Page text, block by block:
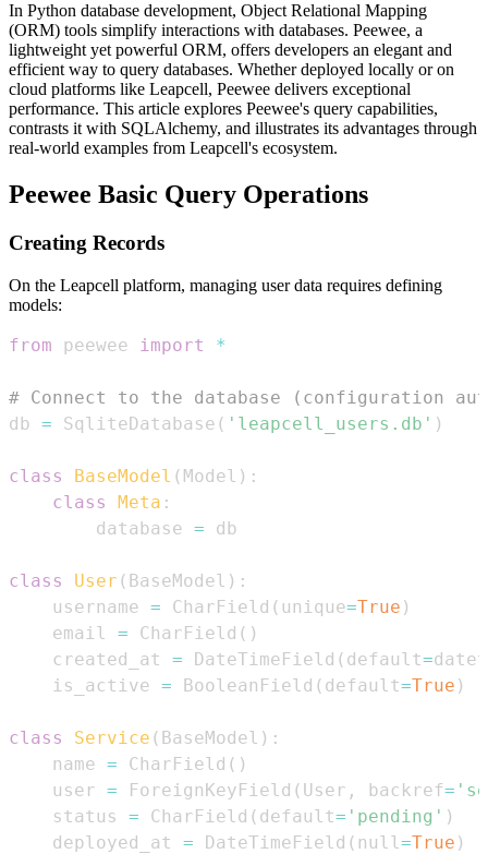
In Python database development, Object Relational Mapping
(ORM) tools simplify interactions with databases. Peewee, a
lightweight yet powerful ORM, offers developers an elegant and
efficient way to query databases. Whether deployed locally or on
cloud platforms like Leapcell, Peewee delivers exceptional
performance. This article explores Peewee's query capabilities,
contrasts it with SQLAlchemy, and illustrates its advantages through
real-world examples from Leapcell's ecosystem.
Peewee Basic Query Operations
Creating Records
On the Leapcell platform, managing user data requires defining
models:
from peewee import *
# Connect to the database (configuration
db = SqliteDatabase ( 'leapcell_users.db' )
class BaseModel ( Model ) :
class
Meta :
        database
=
class User ( BaseModel ) :
    username
= CharField ( unique=True )
    email
= CharField ( )
    created_at
= DateTimeField ( default=
    is_active
= BooleanField ( default=True )
class Service ( BaseModel ) :
    name
= CharField ( )
    user
= ForeignKeyField ( User , backref=
    status
= CharField ( default= 'pending' )
    deployed_at
= DateTimeField ( null=True )